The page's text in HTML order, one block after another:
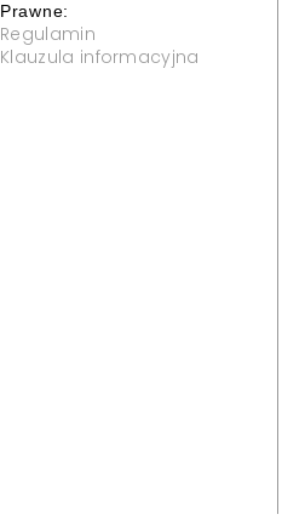
Prawne:
Regulamin
Klauzula informacyjna